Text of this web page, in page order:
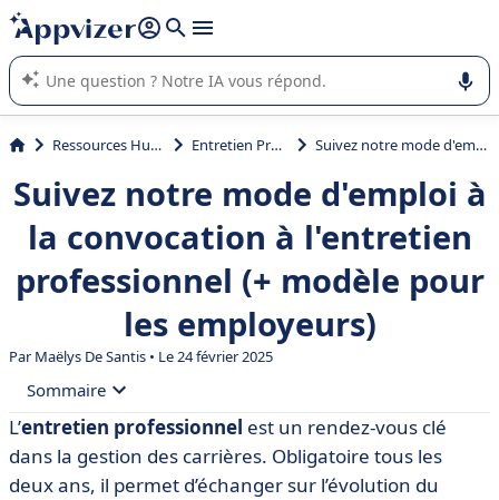
répondre (plusieurs lignes avec
L'IA de Appvizer vous guide dans l'utilisation ou la sélection de
logiciel SaaS en entreprise.
Ressources Humaines (RH) Entretien Professionnel Suivez notre mode d'emploi à la convocation à l'entretien professionnel (+ modèle pour les employeurs)
Suivez notre mode d'emploi à
la convocation à l'entretien
professionnel (+ modèle pour
les employeurs)
ParMaëlys De Santis • Le 24 février 2025
Sommaire
• L’entretien professionnel en bref
• Modèles de convocation à un entretien professionnel
L’entretien professionnel est un rendez-vous clé
dans la gestion des carrières. Obligatoire tous les
deux ans, il permet d’échanger sur l’évolution du